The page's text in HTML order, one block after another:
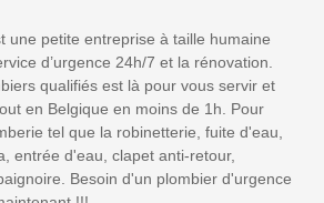
une petite entreprise à taille humaine
d’urgence 24h/7 et la rénovation.
qualifiés est là pour vous servir et
en Belgique en moins de 1h. Pour
tel que la robinetterie, fuite d'eau,
entrée d'eau, clapet anti-retour,
Besoin d'un plombier d'urgence